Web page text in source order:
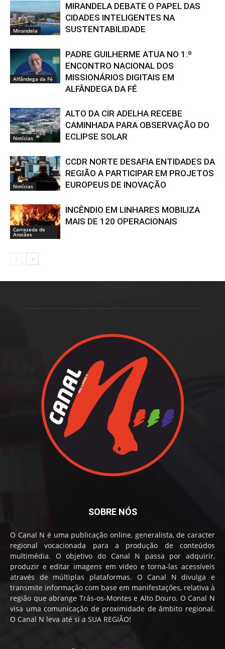
Mirandela
MIRANDELA DEBATE O PAPEL DAS
CIDADES INTELIGENTES NA
SUSTENTABILIDADE
Alfândega da Fé
PADRE GUILHERME ATUA NO 1.º
ENCONTRO NACIONAL DOS
MISSIONÁRIOS DIGITAIS EM
ALFÂNDEGA DA FÉ
Notícias
ALTO DA CIR ADELHA RECEBE
CAMINHADA PARA OBSERVAÇÃO DO
ECLIPSE SOLAR
Notícias
CCDR NORTE DESAFIA ENTIDADES DA
REGIÃO A PARTICIPAR EM PROJETOS
EUROPEUS DE INOVAÇÃO
Carrazeda de
Ansiães
INCÊNDIO EM LINHARES MOBILIZA
MAIS DE 120 OPERACIONAIS
SOBRE NÓS
O Canal N é uma publicação online, generalista, de caracter
regional vocacionada para a produção de conteúdos
multimédia. O objetivo do Canal N passa por adquirir,
produzir e editar imagens em vídeo e torna-las acessíveis
através de múltiplas plataformas. O Canal N divulga e
transmite informação com base em manifestações, relativa à
região que abrange Trás-os-Montes e Alto Douro. O Canal N
visa uma comunicação de proximidade de âmbito regional.
O Canal N leva até si a SUA REGIÃO!